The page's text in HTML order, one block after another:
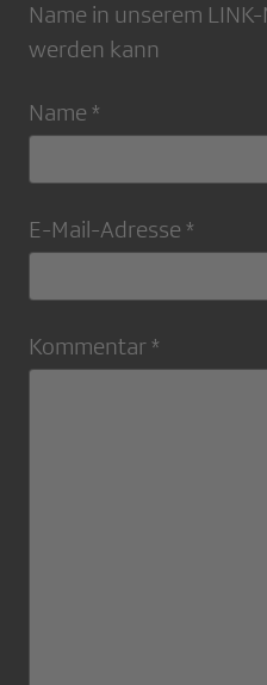
Name in unserem
werden kann
Name *
E-Mail-Adresse *
Kommentar *